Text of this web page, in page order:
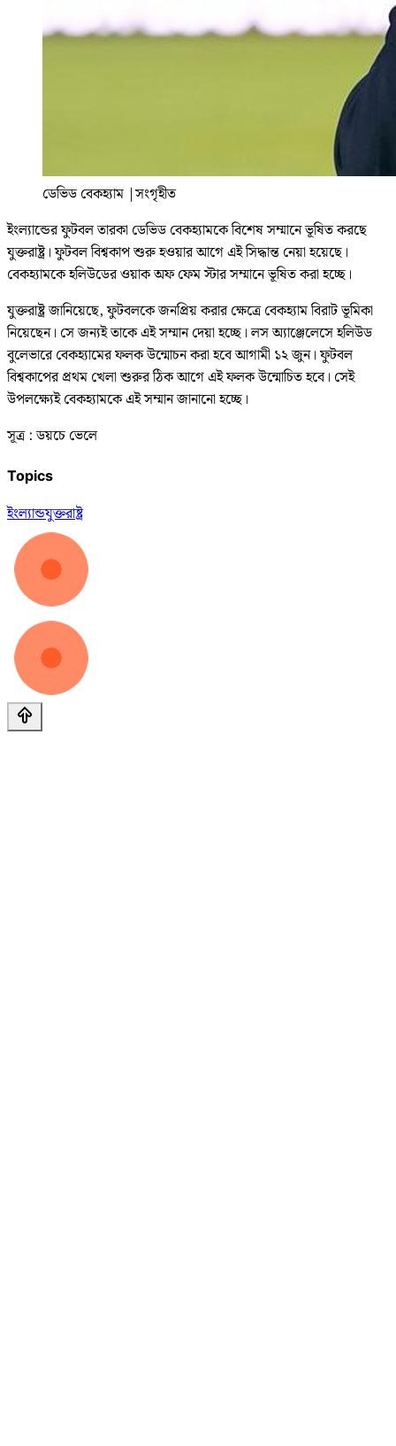
ডেভিড বেকহ্যাম |সংগৃহীত
ইংল্যান্ডের ফুটবল তারকা ডেভিড বেকহ্যামকে বিশেষ সম্মানে ভূষিত করছে
যুক্তরাষ্ট্র। ফুটবল বিশ্বকাপ শুরু হওয়ার আগে এই সিদ্ধান্ত নেয়া হয়েছে।
বেকহ্যামকে হলিউডের ওয়াক অফ ফেম স্টার সম্মানে ভূষিত করা হচ্ছে।
যুক্তরাষ্ট্র জানিয়েছে, ফুটবলকে জনপ্রিয় করার ক্ষেত্রে বেকহ্যাম বিরাট ভূমিকা
নিয়েছেন। সে জন্যই তাকে এই সম্মান দেয়া হচ্ছে। লস অ্যাঞ্জেলেসে হলিউড
বুলেভারে বেকহ্যামের ফলক উন্মোচন করা হবে আগামী ১২ জুন। ফুটবল
বিশ্বকাপের প্রথম খেলা শুরুর ঠিক আগে এই ফলক উন্মোচিত হবে। সেই
উপলক্ষ্যেই বেকহ্যামকে এই সম্মান জানানো হচ্ছে।
সূত্র : ডয়চে ভেলে
Topics
ইংল্যান্ডযুক্তরাষ্ট্র